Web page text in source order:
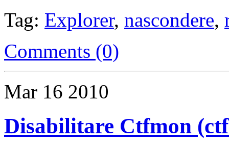
Tag: Explorer, nascondere,
Comments (0)
Mar 16 2010
Disabilitare Ctfmon